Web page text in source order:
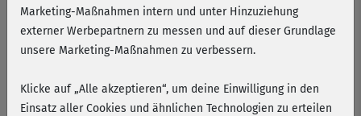
Marketing-Maßnahmen intern und unter Hinzuziehung
externer Werbepartnern zu messen und auf dieser Grundlage
unsere Marketing-Maßnahmen zu verbessern.
Klicke auf „Alle akzeptieren“, um deine Einwilligung in den
Einsatz aller Cookies und ähnlichen Technologien zu erteilen